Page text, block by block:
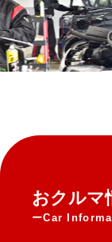
おクルマ
Car